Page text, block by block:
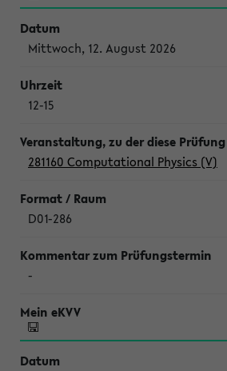
Mittwoch, 12. August 2026
12-15
281160 Computational Physics (V)
D01-286
-